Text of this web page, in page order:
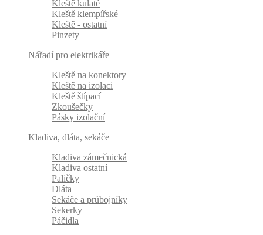
Kleště kulaté
Kleště klempířské
Kleště - ostatní
Pinzety
Nářadí pro elektrikáře
Kleště na konektory
Kleště na izolaci
Kleště štípací
Zkoušečky
Pásky izolační
Kladiva, dláta, sekáče
Kladiva zámečnická
Kladiva ostatní
Paličky
Dláta
Sekáče a průbojníky
Sekerky
Páčidla